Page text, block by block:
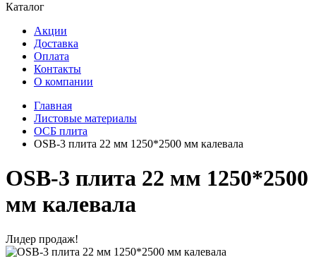
Каталог
Акции
Доставка
Оплата
Контакты
О компании
Главная
Листовые материалы
ОСБ плита
OSB-3 плита 22 мм 1250*2500 мм калевала
OSB-3 плита 22 мм 1250*2500
мм калевала
Лидер продаж!